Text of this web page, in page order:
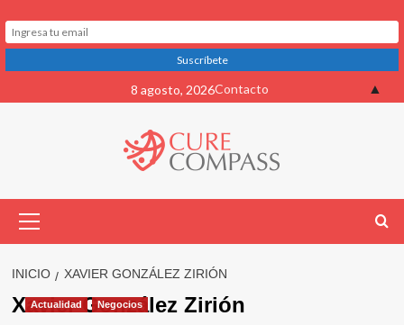
al
8 agosto, 2026Contacto
primario
INICIO XAVIER GONZÁLEZ ZIRIÓN
Xavier González Zirión
Actualidad Negocios
▲